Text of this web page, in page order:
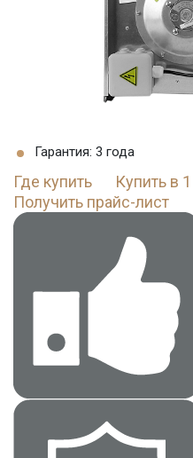
Гарантия: 3 года
Где купить
Купить в
Получить прайс-лист